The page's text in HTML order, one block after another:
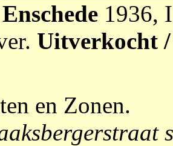
Enschede 1936,
Uitverkocht
en Zonen.